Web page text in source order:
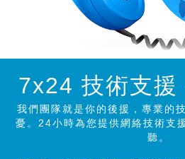
7x24 技術支援
我們團隊就是你的後援，專業的
憂。24小時為您提供網絡技術支
聽。